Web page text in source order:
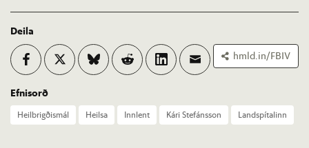
Deila
hmld.in/FBIV
Efnisorð
Heil­brigð­is­mál Heilsa Inn­lent Kári Stef­áns­son Land­spít­al­inn